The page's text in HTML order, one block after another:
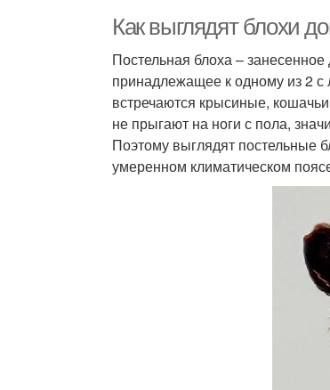
Как выглядят блохи
Постельная блоха –
принадлежащее к одному из 2
встречаются крысиные,
не прыгают на ноги с пола,
Поэтому выглядят постельные
умеренном климатическом